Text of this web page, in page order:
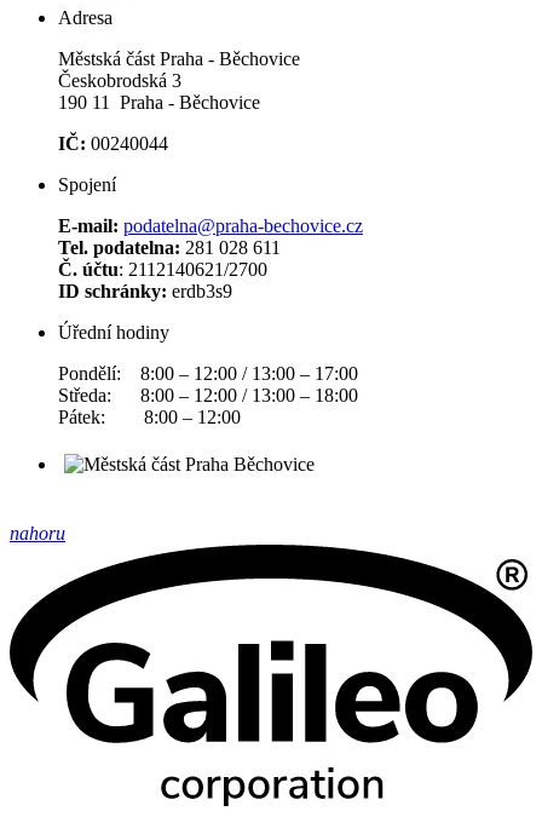
Adresa
Městská část Praha - Běchovice
Českobrodská 3
190 11 Praha - Běchovice
IČ: 00240044
Spojení
E-mail: podatelna@praha-bechovice.cz
Tel. podatelna: 281 028 611
Č. účtu: 2112140621/2700
ID schránky: erdb3s9
Úřední hodiny
Pondělí: 8:00 – 12:00 / 13:00 – 17:00
Středa: 8:00 – 12:00 / 13:00 – 18:00
Pátek: 8:00 – 12:00
nahoru